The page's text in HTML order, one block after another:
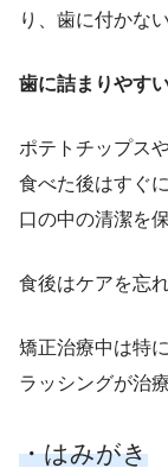
り、歯に付かな
歯に詰まりやす
ポテトチップス
食べた後はすぐ
口の中の清潔を
食後はケアを忘
矯正治療中は特
ラッシングが治
・はみがき